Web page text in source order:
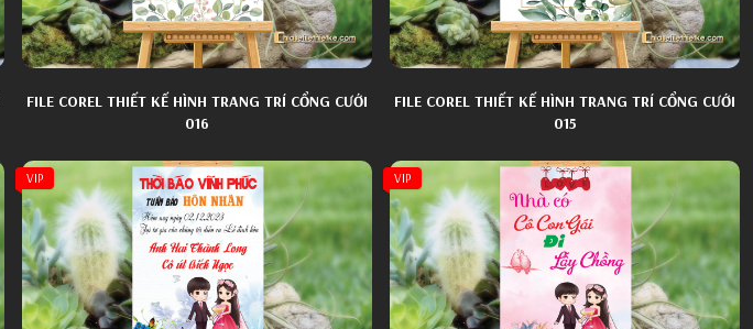
FILE COREL THIẾT KẾ HÌNH TRANG TRÍ CỔNG CƯỚI
016
FILE COREL THIẾT KẾ HÌNH TRANG TRÍ CỔNG CƯỚI
015
VIP VIP